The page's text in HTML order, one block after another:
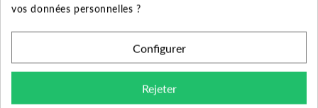
Garantie
EBARA
vos données personnelles ?
Configurer
Rejeter